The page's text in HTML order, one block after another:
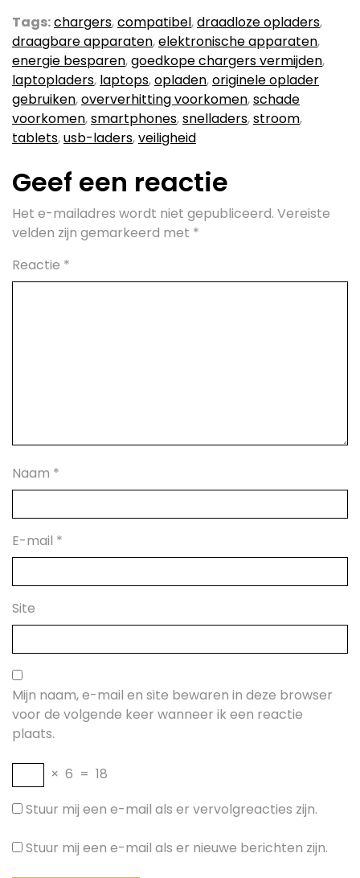
Tags:chargers,compatibel,draadloze opladers,
draagbare apparaten,elektronische apparaten,
energie besparen,goedkope chargers vermijden,
laptopladers, laptops,opladen,originele oplader
gebruiken,oververhitting voorkomen,schade
voorkomen,smartphones,snelladers,stroom,
tablets,usb-laders,veiligheid
Geef een reactie
Het e-mailadres wordt niet gepubliceerd. Vereiste
velden zijn gemarkeerd met *
Reactie *
Naam *
E-mail *
Site
Mijn naam, e-mail en site bewaren in deze browser
voor de volgende keer wanneer ik een reactie
plaats.
× 6 = 18
Stuur mij een e-mail als er vervolgreacties zijn.
Stuur mij een e-mail als er nieuwe berichten zijn.